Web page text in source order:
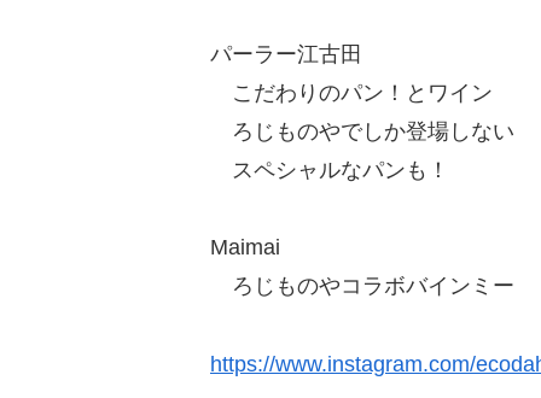
パーラー江古田
こだわりのパン！とワイン
ろじものやでしか登場しない
スペシャルなパンも！
Maimai
ろじものやコラボバインミー
https://www.instagram.com/